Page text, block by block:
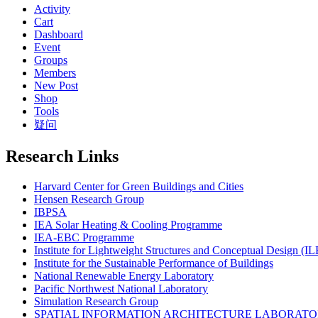
Activity
Cart
Dashboard
Event
Groups
Members
New Post
Shop
Tools
疑问
Research Links
Harvard Center for Green Buildings and Cities
Hensen Research Group
IBPSA
IEA Solar Heating & Cooling Programme
IEA-EBC Programme
Institute for Lightweight Structures and Conceptual Design
Institute for the Sustainable Performance of Buildings
National Renewable Energy Laboratory
Pacific Northwest National Laboratory
Simulation Research Group
SPATIAL INFORMATION ARCHITECTURE